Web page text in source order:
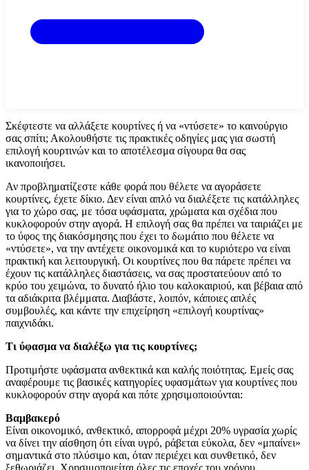
Σκέφτεστε να αλλάξετε κουρτίνες ή να «ντύσετε» το καινούργιο
σας σπίτι; Ακολουθήστε τις πρακτικές οδηγίες μας για σωστή
επιλογή κουρτινών και το αποτέλεσμα σίγουρα θα σας
ικανοποιήσει.
Αν προβληματίζεστε κάθε φορά που θέλετε να αγοράσετε
κουρτίνες, έχετε δίκιο. Δεν είναι απλό να διαλέξετε τις κατάλληλες
για το χώρο σας, με τόσα υφάσματα, χρώματα και σχέδια που
κυκλοφορούν στην αγορά. Η επιλογή σας θα πρέπει να ταιριάζει με
το ύφος της διακόσμησης που έχει το δωμάτιο που θέλετε να
«ντύσετε», να την αντέχετε οικονομικά και το κυριότερο να είναι
πρακτική και λειτουργική. Οι κουρτίνες που θα πάρετε πρέπει να
έχουν τις κατάλληλες διαστάσεις, να σας προστατεύουν από το
κρύο του χειμώνα, το δυνατό ήλιο του καλοκαιριού, και βέβαια από
τα αδιάκριτα βλέμματα. Διαβάστε, λοιπόν, κάποιες απλές
συμβουλές, και κάντε την επιχείρηση «επιλογή κουρτίνας»
παιχνιδάκι.
Τι ύφασμα να διαλέξω για τις κουρτίνες;
Προτιμήστε υφάσματα ανθεκτικά και καλής ποιότητας. Εμείς σας
αναφέρουμε τις βασικές κατηγορίες υφασμάτων για κουρτίνες που
κυκλοφορούν στην αγορά και πότε χρησιμοποιούνται:
Βαμβακερό
Είναι οικονομικό, ανθεκτικό, απορροφά μέχρι 20% υγρασία χωρίς
να δίνει την αίσθηση ότι είναι υγρό, ράβεται εύκολα, δεν «μπαίνει»
σημαντικά στο πλύσιμο και, όταν περιέχει και συνθετικό, δεν
ξεθωριάζει. Χρησιμοποιείται όλες τις εποχές του χρόνου.